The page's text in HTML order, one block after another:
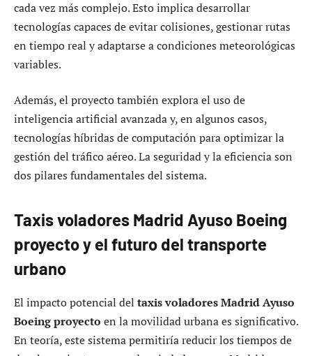
cada vez más complejo. Esto implica desarrollar
tecnologías capaces de evitar colisiones, gestionar rutas
en tiempo real y adaptarse a condiciones meteorológicas
variables.
Además, el proyecto también explora el uso de
inteligencia artificial avanzada y, en algunos casos,
tecnologías híbridas de computación para optimizar la
gestión del tráfico aéreo. La seguridad y la eficiencia son
dos pilares fundamentales del sistema.
Taxis voladores Madrid Ayuso Boeing
proyecto y el futuro del transporte
urbano
El impacto potencial del taxis voladores Madrid Ayuso
Boeing proyecto en la movilidad urbana es significativo.
En teoría, este sistema permitiría reducir los tiempos de